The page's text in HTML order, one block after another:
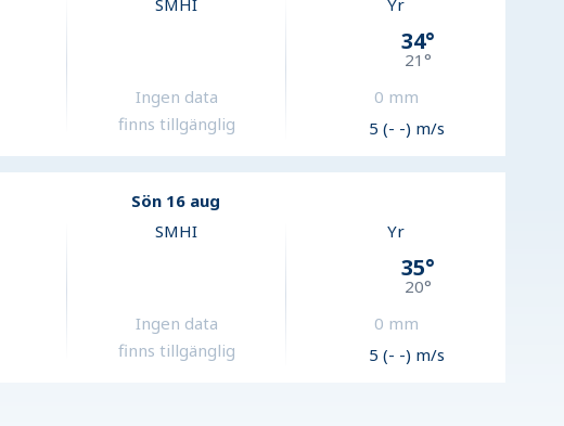
SMHI
Ingen data
finns tillgänglig
Yr
34°
21 °
0 mm
5 (- -) m/s
Sön 16 aug
SMHI
Ingen data
finns tillgänglig
Yr
35°
20°
0 mm
5 (- -) m/s